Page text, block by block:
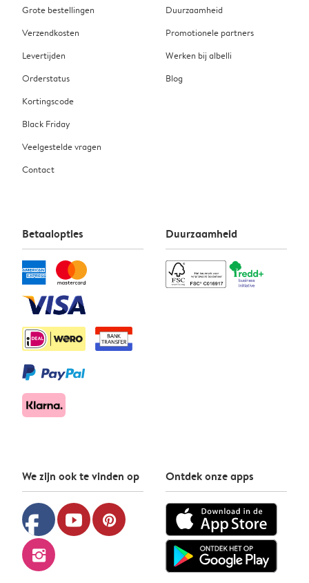
Grote bestellingen
Verzendkosten
Levertijden
Orderstatus
Kortingscode
Black Friday
Veelgestelde vragen
Contact
Duurzaamheid
Promotionele partners
Werken bij albelli
Blog
Betaalopties Duurzaamheid
We zijn ook te vinden op
facebook youtube pinterest
instagram
Ontdek onze apps